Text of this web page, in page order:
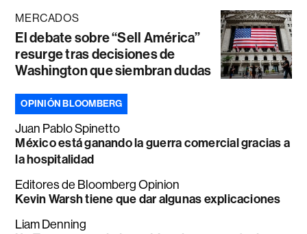
MERCADOS
El debate sobre “Sell América”
resurge tras decisiones de
Washington que siembran dudas
OPINIÓN BLOOMBERG
Juan Pablo Spinetto
México está ganando la guerra comercial gracias a
la hospitalidad
Editores de Bloomberg Opinion
Kevin Warsh tiene que dar algunas explicaciones
Liam Denning